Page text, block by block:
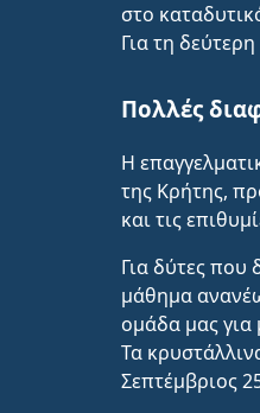
στο
Για τη
Πολλές
Η
της Κρήτης,
και τις
Για δύτες που
μάθημα
ομάδα μας
Τα
Σεπτέμβριος